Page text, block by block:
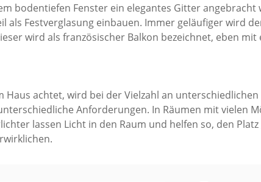
bodentiefen Fenster ein elegantes Gitter
Festverglasung einbauen. Immer geläufiger wird
wird als französischer Balkon bezeichnet, eben mit
achtet, wird bei der Vielzahl an
Anforderungen. In Räumen mit vielen
lassen Licht in den Raum und helfen so, den